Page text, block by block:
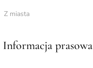
Z miasta
Informacja prasowa